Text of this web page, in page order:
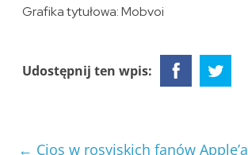
Grafika tytułowa: Mobvoi
Udostępnij ten wpis:
← Cios w rosyjskich fanów Apple’a